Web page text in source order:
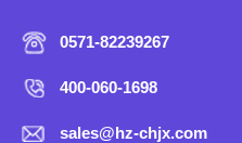
0571-82239267
400-060-1698
sales@hz-chjx.com